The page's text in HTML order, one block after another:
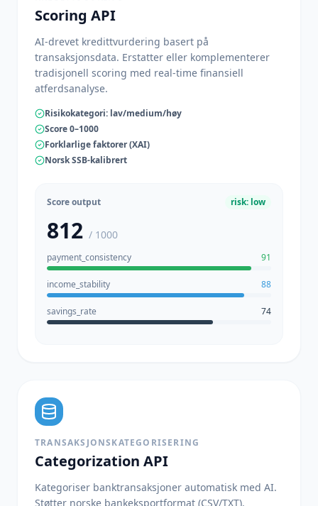
Scoring API
AI-drevet kredittvurdering basert på
transaksjonsdata. Erstatter eller komplementerer
tradisjonell scoring med real-time finansiell
atferdsanalyse.
Risikokategori: lav/medium/høy
Score 0–1000
Forklarlige faktorer (XAI)
Norsk SSB-kalibrert
Score output risk: low
812 / 1000
payment_consistency 91
income_stability 88
savings_rate 74
TRANSAKSJONSKATEGORISERING
Categorization API
Kategoriser banktransaksjoner automatisk med AI.
Støtter norske bankeksportformat (CSV/TXT).